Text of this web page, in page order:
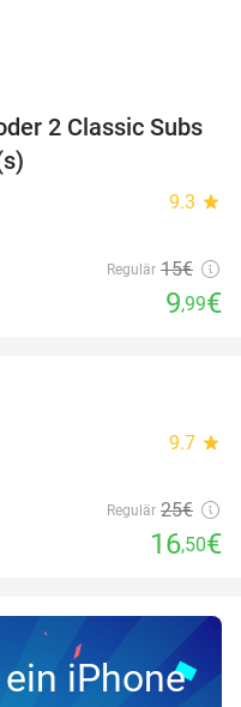
33%
2 Classic Subs
9.3 star
Regulär 15€
9,99€
9.7 star
Regulär 25€
16,50€
iPhone